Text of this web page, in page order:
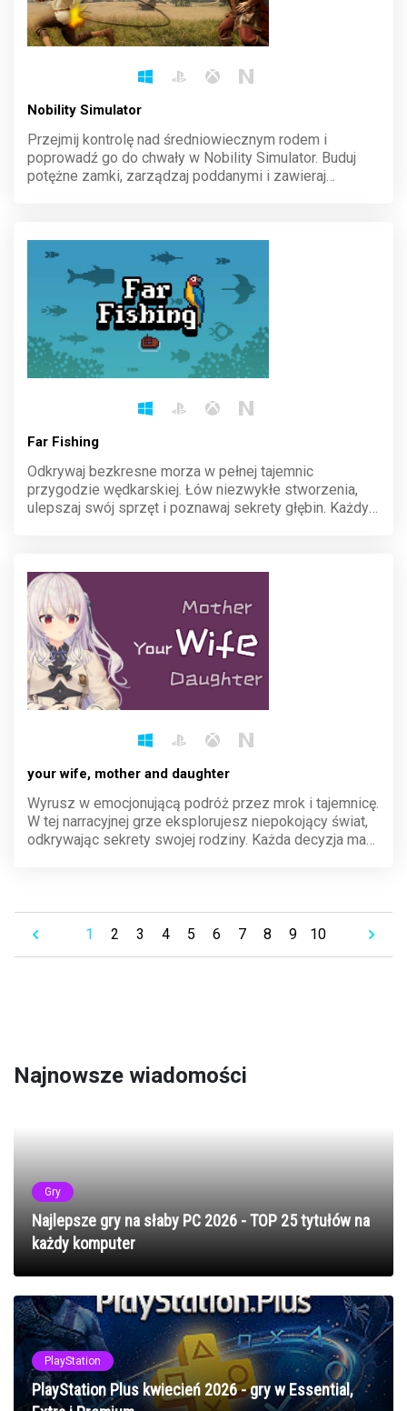
Nobility Simulator
Przejmij kontrolę nad średniowiecznym rodem i
poprowadź go do chwały w Nobility Simulator. Buduj
potężne zamki, zarządzaj poddanymi i zawieraj
Far Fishing
Odkrywaj bezkresne morza w pełnej tajemnic
przygodzie wędkarskiej. Łów niezwykłe stworzenia,
ulepszaj swój sprzęt i poznawaj sekrety głębin. Każdy
your wife, mother and daughter
Wyrusz w emocjonującą podróż przez mrok i tajemnicę.
W tej narracyjnej grze eksplorujesz niepokojący świat,
odkrywając sekrety swojej rodziny. Każda decyzja ma
1 2 3 4 5 6 7 8 9 10
Najnowsze wiadomości
Gry
Najlepsze gry na słaby PC 2026 - TOP 25 tytułów na
każdy komputer
PlayStation
PlayStation Plus kwiecień 2026 - gry w Essential,